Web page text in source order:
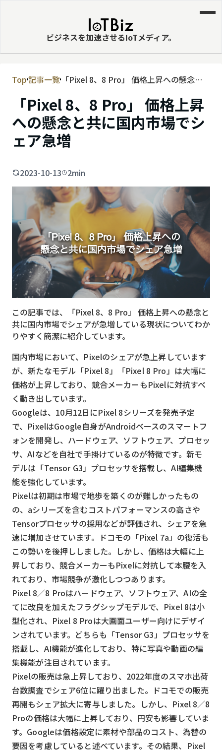
ビジネスを加速させるIoTメディア。
MVNE
エッジ
LPWA
DaaS
PaaS
ビッグデータ
MNO
MVNO
スマート漁業
PR
5G
クラウド
M2M
VPN
スマート〇〇
スマート農業
ドローン
ロボット
スマート物流
IoT
DX
ニュース
デジタルサイネージ
カメラ
Wi-Fi
SaaS
AI
おすすめ
SIM
スマホ
リセット
検索する
Top記事一覧 「Pixel 8、8 Pro」 価格上昇への懸念と
「Pixel 8、8 Pro」 価格上昇
への懸念と共に国内市場でシ
ェア急増
2023-10-13 2min
この記事では、「Pixel 8、8 Pro」 価格上昇への懸念と
共に国内市場でシェアが急増している現状についてわか
りやすく簡潔に紹介しています。
国内市場において、Pixelのシェアが急上昇しています
が、新たなモデル「Pixel 8」「Pixel 8 Pro」は大幅に
価格が上昇しており、競合メーカーもPixelに対抗すべ
く動き出しています。
Googleは、10月12日にPixel 8シリーズを発売予定
で、PixelはGoogle自身がAndroidベースのスマートフ
ォンを開発し、ハードウェア、ソフトウェア、プロセッ
サ、AIなどを自社で手掛けているのが特徴です。新モ
デルは「Tensor G3」プロセッサを搭載し、AI編集機
能を強化しています。
Pixelは初期は市場で地歩を築くのが難しかったもの
の、aシリーズを含むコストパフォーマンスの高さや
Tensorプロセッサの採用などが評価され、シェアを急
速に増加させています。ドコモの「Pixel 7a」の復活も
この勢いを後押ししました。しかし、価格は大幅に上
昇しており、競合メーカーもPixelに対抗して本腰を入
れており、市場競争が激化しつつあります。
Pixel 8／8 Proはハードウェア、ソフトウェア、AIの全
てに改良を加えたフラグシップモデルで、Pixel 8は小
型化され、Pixel 8 Proは大画面ユーザー向けにデザイ
ンされています。どちらも「Tensor G3」プロセッサを
搭載し、AI機能が進化しており、特に写真や動画の編
集機能が注目されています。
Pixelの販売は急上昇しており、2022年度のスマホ出荷
台数調査でシェア6位に躍り出ました。ドコモでの販売
再開もシェア拡大に寄与しました。しかし、Pixel 8／8
Proの価格は大幅に上昇しており、円安も影響していま
す。Googleは価格設定に素材や部品のコスト、為替の
要因を考慮していると述べています。その結果、Pixel